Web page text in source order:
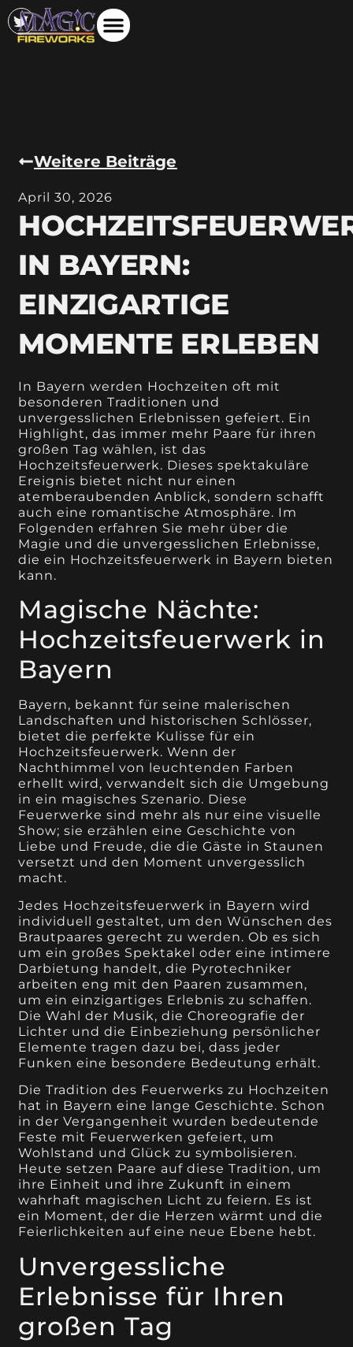
Weitere Beiträge
April 30, 2026
IN BAYERN:
EINZIGARTIGE
MOMENTE ERLEBEN
In Bayern werden Hochzeiten oft mit
besonderen Traditionen und
unvergesslichen Erlebnissen gefeiert. Ein
Highlight, das immer mehr Paare für ihren
großen Tag wählen, ist das
Hochzeitsfeuerwerk. Dieses spektakuläre
Ereignis bietet nicht nur einen
atemberaubenden Anblick, sondern schafft
auch eine romantische Atmosphäre. Im
Folgenden erfahren Sie mehr über die
Magie und die unvergesslichen Erlebnisse,
die ein Hochzeitsfeuerwerk in Bayern bieten
kann.
Magische Nächte:
Hochzeitsfeuerwerk in
Bayern
Bayern, bekannt für seine malerischen
Landschaften und historischen Schlösser,
bietet die perfekte Kulisse für ein
Hochzeitsfeuerwerk. Wenn der
Nachthimmel von leuchtenden Farben
erhellt wird, verwandelt sich die Umgebung
in ein magisches Szenario. Diese
Feuerwerke sind mehr als nur eine visuelle
Show; sie erzählen eine Geschichte von
Liebe und Freude, die die Gäste in Staunen
versetzt und den Moment unvergesslich
macht.
Jedes Hochzeitsfeuerwerk in Bayern wird
individuell gestaltet, um den Wünschen des
Brautpaares gerecht zu werden. Ob es sich
um ein großes Spektakel oder eine intimere
Darbietung handelt, die Pyrotechniker
arbeiten eng mit den Paaren zusammen,
um ein einzigartiges Erlebnis zu schaffen.
Die Wahl der Musik, die Choreografie der
Lichter und die Einbeziehung persönlicher
Elemente tragen dazu bei, dass jeder
Funken eine besondere Bedeutung erhält.
Die Tradition des Feuerwerks zu Hochzeiten
hat in Bayern eine lange Geschichte. Schon
in der Vergangenheit wurden bedeutende
Feste mit Feuerwerken gefeiert, um
Wohlstand und Glück zu symbolisieren.
Heute setzen Paare auf diese Tradition, um
ihre Einheit und ihre Zukunft in einem
wahrhaft magischen Licht zu feiern. Es ist
ein Moment, der die Herzen wärmt und die
Feierlichkeiten auf eine neue Ebene hebt.
Unvergessliche
Erlebnisse für Ihren
großen Tag